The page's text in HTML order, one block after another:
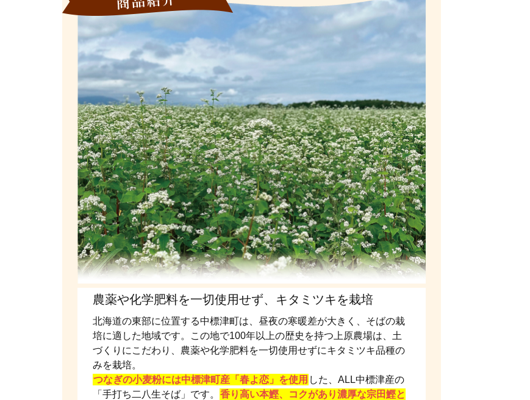
農薬や化学肥料を一切使用せず、キタミツキを栽培
北海道の東部に位置する中標津町は、昼夜の寒暖差が大きく、そばの栽
培に適した地域です。この地で100年以上の歴史を持つ上原農場は、土
づくりにこだわり、農薬や化学肥料を一切使用せずにキタミツキ品種の
みを栽培。
つなぎの小麦粉には中標津町産「春よ恋」を使用 した、ALL中標津産の
「手打ち二八生そば」です。 香り高い本鰹、コクがあり濃厚な宗田鰹と